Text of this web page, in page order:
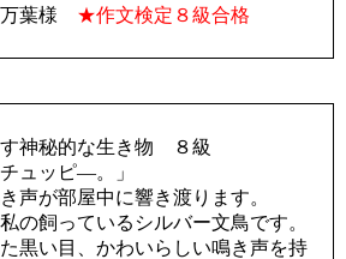
万葉様 ★作文検定８級合格
神秘的な生き物 ８級
ュッピ―。」
声が部屋中に響き渡ります。
の飼っているシルバー文鳥です。
黒い目、かわいらしい鳴き声を持